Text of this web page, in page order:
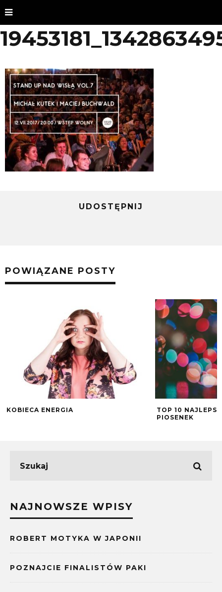
UDOSTĘPNIJ
POWIĄZANE POSTY
KOBIECA ENERGIA
TOP 10
PIOSENEK
NAJNOWSZE WPISY
ROBERT MOTYKA W JAPONII
POZNAJCIE FINALISTÓW PAKI